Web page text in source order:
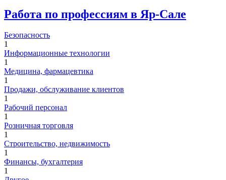
Работа по профессиям в Яр-Сале
Безопасность
1
Информационные технологии
1
Медицина, фармацевтика
1
Продажи, обслуживание клиентов
1
Рабочий персонал
1
Розничная торговля
1
Строительство, недвижимость
1
Финансы, бухгалтерия
1